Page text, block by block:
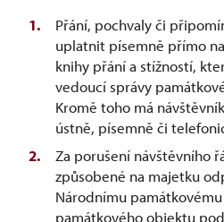
Přání, pochvaly či
uplatnit písemně přímo
knihy přání a stížností,
vedoucí správy
Kromě toho má
ústně, písemně či
Za porušení návštěvního
způsobené na majetku
Národnímu
památkového objektu